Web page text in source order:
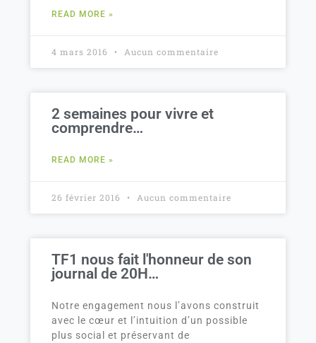
READ MORE »
4 mars 2016 Aucun commentaire
2 semaines pour vivre et
comprendre…
READ MORE »
26 février 2016 Aucun commentaire
TF1 nous fait l'honneur de son
journal de 20H…
Notre engagement nous l’avons construit
avec le cœur et l’intuition d’un possible
plus social et préservant de